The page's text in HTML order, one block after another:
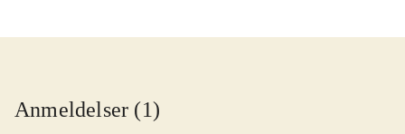
Anmeldelser (1)